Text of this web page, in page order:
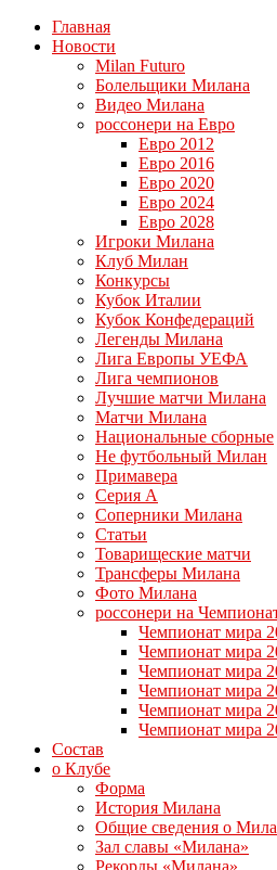
Главная
Новости
Milan Futuro
Болельщики Милана
Видео Милана
россонери на Евро
Евро 2012
Евро 2016
Евро 2020
Евро 2024
Евро 2028
Игроки Милана
Клуб Милан
Конкурсы
Кубок Италии
Кубок Конфедераций
Легенды Милана
Лига Европы УЕФА
Лига чемпионов
Лучшие матчи Милана
Матчи Милана
Национальные сборные
Не футбольный Милан
Примавера
Серия А
Соперники Милана
Статьи
Товарищеские матчи
Трансферы Милана
Фото Милана
россонери на
Чемпионат мира
Чемпионат мира
Чемпионат мира
Чемпионат мира
Чемпионат мира
Чемпионат мира
Состав
о Клубе
Форма
История Милана
Общие сведения о
Зал славы «Милана»
Рекорды «Милана»